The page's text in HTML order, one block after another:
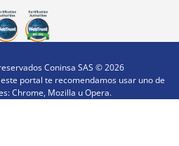
Coninsa SAS ©2026
portal te recomendamos usar uno de
Chrome, Mozilla u Opera.